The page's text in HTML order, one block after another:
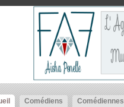
Comédiens Comédiennes